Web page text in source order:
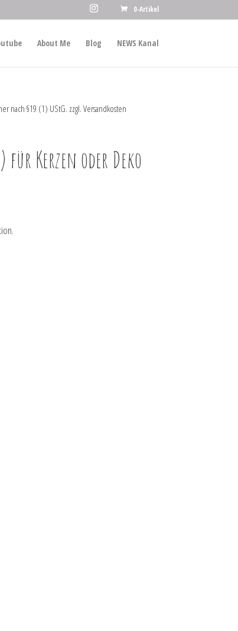
0-Artikel
About Me Blog NEWS Kanal
nach §19 (1) UStG. zzgl. Versandkosten
Kerzen oder Deko